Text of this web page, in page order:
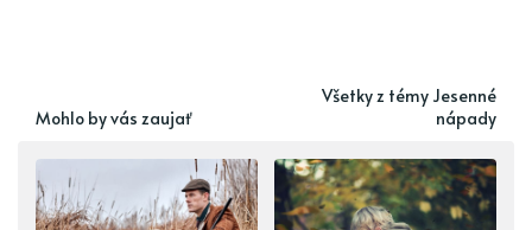
Mohlo by vás zaujať
Všetky z témy Jesenné
nápady